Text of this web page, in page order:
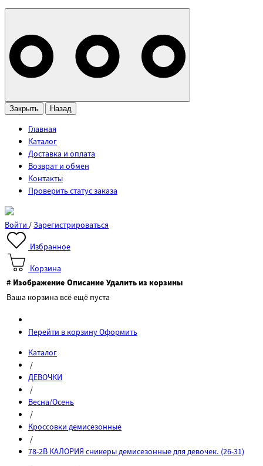
Закрыть Назад
Главная
Каталог
Доставка и оплата
Возврат и обмен
Контакты
Проверить статус заказа
Войти/Зарегистрироваться
Избранное
Корзина
# Изображение Описание Удалить из корзины
Ваша корзина всё ещё пуста
Перейти в корзинуОформить
Каталог
/
ДЕВОЧКИ
/
Весна/Осень
/
Кроссовки демисезонные
/
78-2B КАЛОРИЯ сникеры демисезонные для девочек. (26-31)